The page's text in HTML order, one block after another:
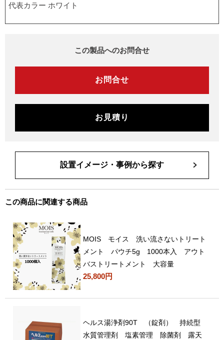
代表カラー ホワイト
この製品へのお問合せ
お問合せ
お見積り
設置イメージ・事例から探す
この商品に関連する商品
MOIS モイス 洗い流さないトリート
メント パウチ5g 1000本入 アウト
バストリートメント 大容量
25,800円
ヘルス湯浄剤90T （錠剤） 持続型
水質管理剤 塩素管理 除菌剤 露天